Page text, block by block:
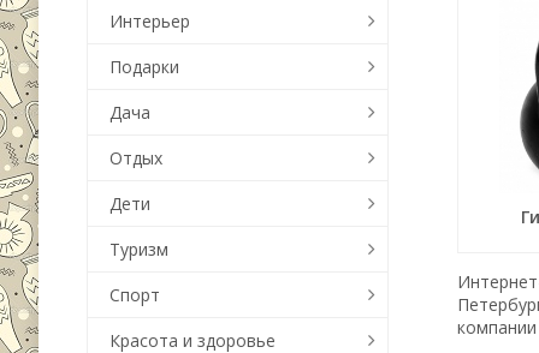
Интерьер
Подарки
Дача
Отдых
Дети
Туризм
Спорт
Красота и здоровье